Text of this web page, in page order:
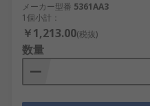
メーカー型番 5361AA3
1個小計：
￥1,213.00(税抜)
数量